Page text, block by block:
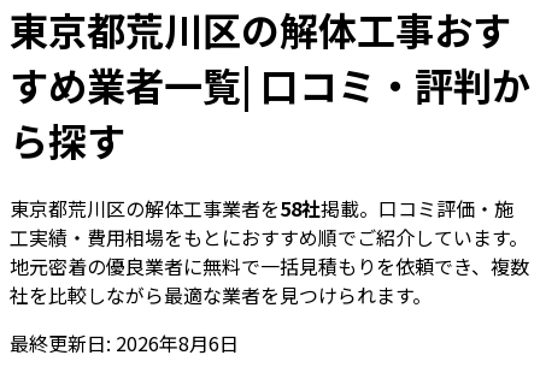
東京都荒川区の解体工事おす
すめ業者一覧| 口コミ・評判か
ら探す
東京都荒川区の解体工事業者を58社掲載。口コミ評価・施
工実績・費用相場をもとにおすすめ順でご紹介しています。
地元密着の優良業者に無料で一括見積もりを依頼でき、複数
社を比較しながら最適な業者を見つけられます。
最終更新日: 2026年8月6日